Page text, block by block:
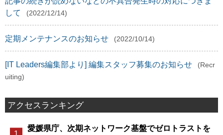
して
(2022/12/14)
定期メンテナンスのお知らせ (2022/10/14)
[IT Leaders編集部より] 編集スタッフ募集のお知らせ
(Recr
uiting)
アクセスランキング
愛媛県庁、次期ネットワーク基盤でゼロトラストを